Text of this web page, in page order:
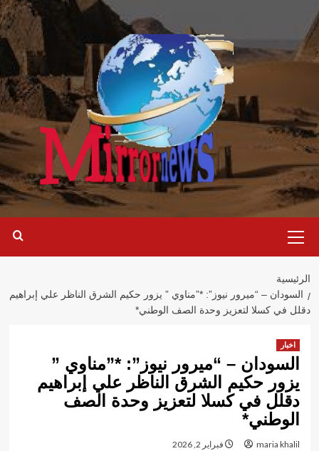
تخطي
إلى
المحتوى
الرئيسية
الرئيسية
السودان – “ميرور نيوز”: *”مناوي ” يزور حكيم الشرق الناظر علي إبراهيم
دقلل في كسلا لتعزيز وحدة الصف الوطني*
اخبار
السودان – “ميرور نيوز”: *”مناوي ”
يزور حكيم الشرق الناظر علي إبراهيم
دقلل في كسلا لتعزيز وحدة الصف
الوطني*
maria khalil فبراير 2, 2026